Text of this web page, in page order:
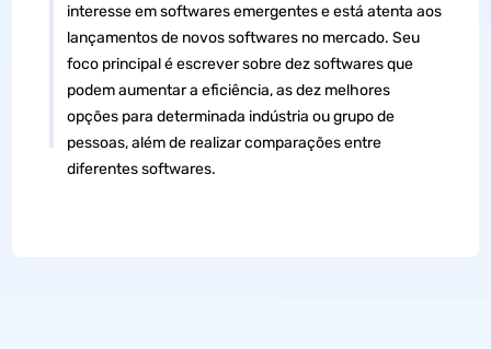
interesse em softwares emergentes e está atenta aos
lançamentos de novos softwares no mercado. Seu
foco principal é escrever sobre dez softwares que
podem aumentar a eficiência, as dez melhores
opções para determinada indústria ou grupo de
pessoas, além de realizar comparações entre
diferentes softwares.